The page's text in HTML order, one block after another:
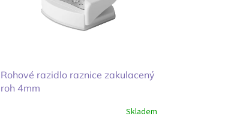
Rohové razidlo raznice zakulacený
roh 4mm
Skladem